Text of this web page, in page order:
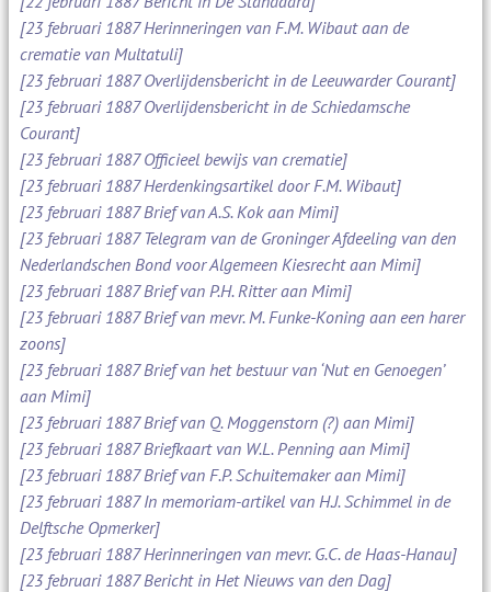
[23 februari 1887 Herinneringen van F.M. Wibaut aan de
crematie van Multatuli]
[23 februari 1887 Overlijdensbericht in de Leeuwarder Courant]
[23 februari 1887 Overlijdensbericht in de Schiedamsche
Courant]
[23 februari 1887 Officieel bewijs van crematie]
[23 februari 1887 Herdenkingsartikel door F.M. Wibaut]
[23 februari 1887 Brief van A.S. Kok aan Mimi]
[23 februari 1887 Telegram van de Groninger Afdeeling van den
Nederlandschen Bond voor Algemeen Kiesrecht aan Mimi]
[23 februari 1887 Brief van P.H. Ritter aan Mimi]
[23 februari 1887 Brief van mevr. M. Funke-Koning aan een harer
zoons]
[23 februari 1887 Brief van het bestuur van ‘Nut en Genoegen’
aan Mimi]
[23 februari 1887 Brief van Q. Moggenstorn (?) aan Mimi]
[23 februari 1887 Briefkaart van W.L. Penning aan Mimi]
[23 februari 1887 Brief van F.P. Schuitemaker aan Mimi]
[23 februari 1887 In memoriam-artikel van H.J. Schimmel in de
Delftsche Opmerker]
[23 februari 1887 Herinneringen van mevr. G.C. de Haas-Hanau]
[23 februari 1887 Bericht in Het Nieuws van den Dag]